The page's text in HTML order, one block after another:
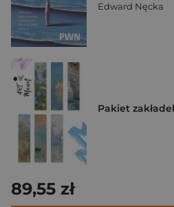
Edward Nęcka
Pakiet
89,55 zł